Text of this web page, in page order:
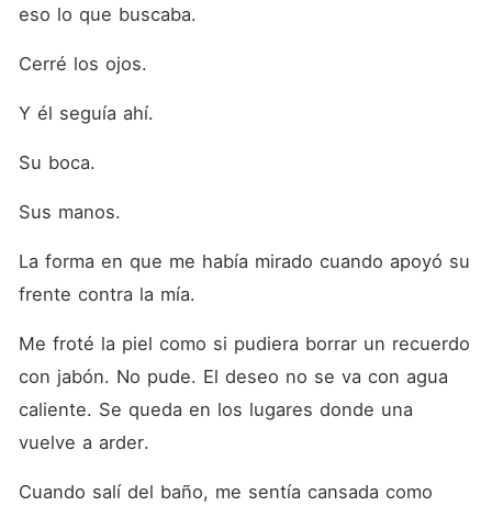
eso lo que buscaba.
Cerré los ojos.
Y él seguía ahí.
Su boca.
Sus manos.
La forma en que me había mirado cuando apoyó su
frente contra la mía.
Me froté la piel como si pudiera borrar un recuerdo
con jabón. No pude. El deseo no se va con agua
caliente. Se queda en los lugares donde una
vuelve a arder.
Cuando salí del baño, me sentía cansada como